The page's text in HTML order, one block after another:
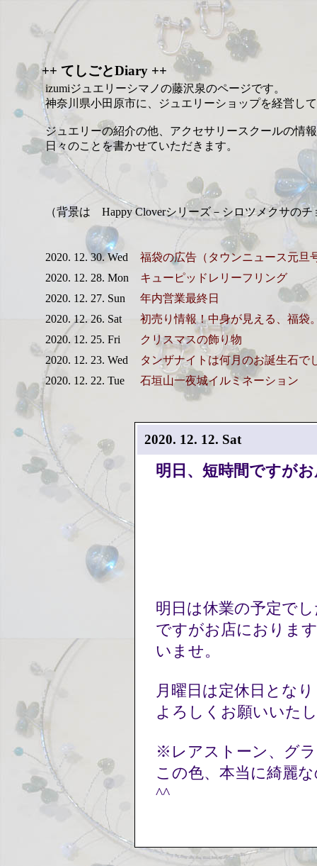
++ てしごとDiary ++
izumiジュエリーシマノの藤沢泉のページです。
神奈川県小田原市に、ジュエリーショップを経営し
ジュエリーの紹介の他、アクセサリースクールの情
日々のことを書かせていただきます。
（背景は Happy Cloverシリーズ－シロツメクサのチ
2020. 12. 30. Wed
福袋の広告（タウンニュース元旦
2020. 12. 28. Mon
キューピッドレリーフリング
2020. 12. 27. Sun
年内営業最終日
2020. 12. 26. Sat
初売り情報！中身が見える、福袋
2020. 12. 25. Fri
クリスマスの飾り物
2020. 12. 23. Wed
タンザナイトは何月のお誕生石で
2020. 12. 22. Tue
石垣山一夜城イルミネーション
2020. 12. 12. Sat
明日、短時間ですが
明日は休業の予定で
ですがお店におりま
いませ。
月曜日は定休日とな
よろしくお願いいた
※レアストーン、グ
この色、本当に綺麗
^^